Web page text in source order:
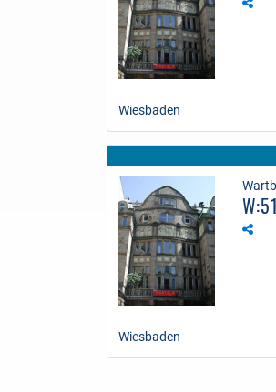
Wiesbaden
Wiesbaden